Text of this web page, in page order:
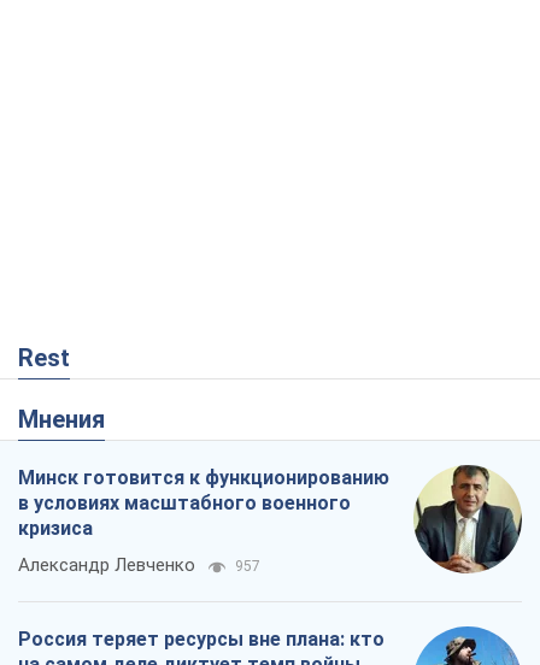
Rest
Мнения
Минск готовится к функционированию
в условиях масштабного военного
кризиса
Александр Левченко 957
Россия теряет ресурсы вне плана: кто